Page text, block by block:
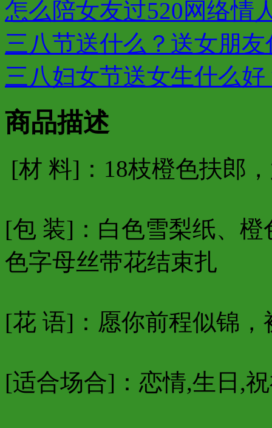
怎么陪女友过520网络情
三八节送什么？送女朋
三八妇女节送女生什么好
商品描述
[材 料]：18枝橙色扶郎
[包 装]：白色雪梨纸、
色字母丝带花结束扎
[花 语]：愿你前程似锦
[适合场合]：恋情,生日,